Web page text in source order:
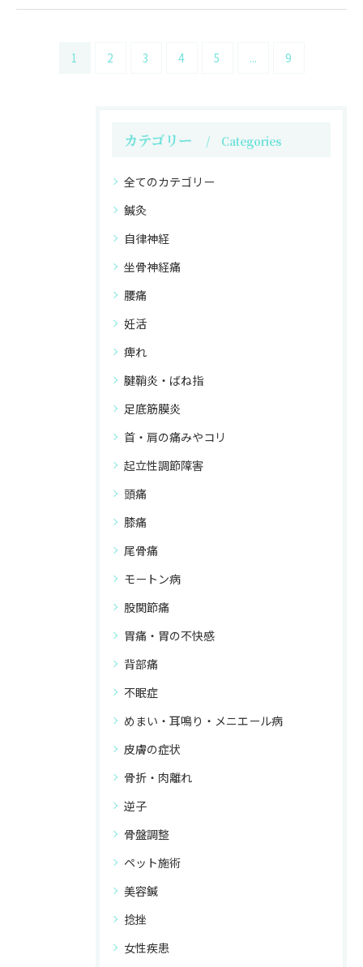
1 2 3 4 5 ... 9
カテゴリー Categories
全てのカテゴリー
鍼灸
自律神経
坐骨神経痛
腰痛
妊活
痺れ
腱鞘炎・ばね指
足底筋膜炎
首・肩の痛みやコリ
起立性調節障害
頭痛
膝痛
尾骨痛
モートン病
股関節痛
胃痛・胃の不快感
背部痛
不眠症
めまい・耳鳴り・メニエール病
皮膚の症状
骨折・肉離れ
逆子
骨盤調整
ペット施術
美容鍼
捻挫
女性疾患